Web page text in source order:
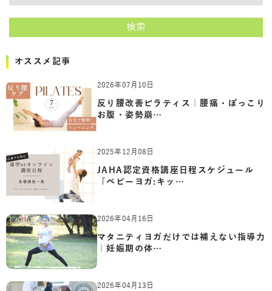
検索
オススメ記事
2026年07月10日
反り腰改善ピラティス｜腰痛・ぽっこり
お腹・姿勢崩…
2025年12月08日
JAHA認定資格講座日程スケジュール
「ベビーヨガ:キッ…
2026年04月16日
マタニティヨガだけでは補えない指導力
｜妊娠期の体…
2026年04月13日